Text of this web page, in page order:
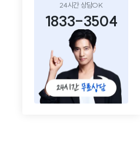
24시간 상담OK
1833-3504